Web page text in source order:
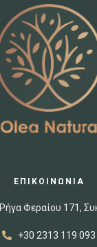
ΕΠΙΚΟΙΝΩΝΙΑ
Ρήγα Φεραίου 171,
+30 2313 119 093